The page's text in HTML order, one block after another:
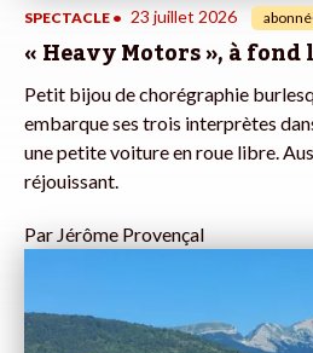
SPECTACLE • 23 juillet 2026
« Heavy Motors », à fond
Petit bijou de chorégraphie
embarque ses trois interprètes
une petite voiture en roue libre.
réjouissant.
ParJérôme Provençal